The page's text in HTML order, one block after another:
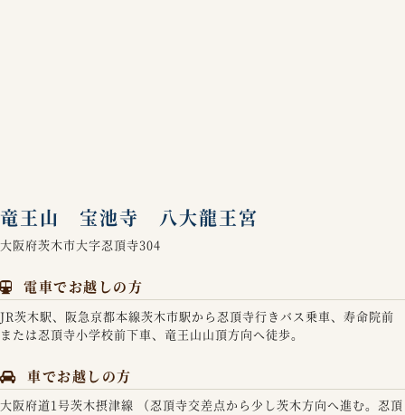
竜王山 宝池寺 八大龍王宮
大阪府茨木市大字忍頂寺304
電車でお越しの方
JR茨木駅、阪急京都本線茨木市駅から忍頂寺行きバス乗車、寿命院前
または忍頂寺小学校前下車、竜王山山頂方向へ徒歩。
車でお越しの方
大阪府道1号茨木摂津線 （忍頂寺交差点から少し茨木方向へ進む。忍頂